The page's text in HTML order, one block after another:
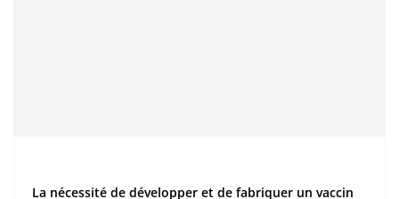
La nécessité de développer et de fabriquer un vaccin